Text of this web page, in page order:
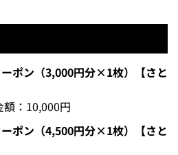
ポン（3,000円分×1枚）【さと
額：10,000円
ポン（4,500円分×1枚）【さと